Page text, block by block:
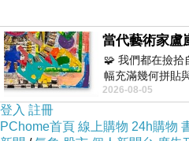
檢單字台灣英語教學 線上
站 免費英語會話上班學
英語 絕對來得及
立即了解學習英文
學英文遊戲 成人英語家
🧩 我們都在撿
幅充滿幾何拼貼
字、彩色剪紙與
2026-08-05
登入 註冊
PChome首頁 線上購物 24h購物